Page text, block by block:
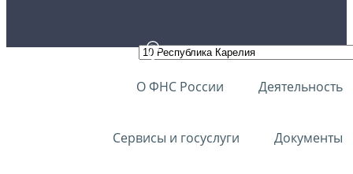
О ФНС России Деятельность
Сервисы и госуслуги Документы